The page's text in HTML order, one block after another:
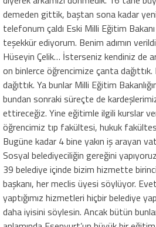
demeden gittik, baştan sona kadar
telefonum çaldı Eski Milli Eğitim
teşekkür ediyorum. Benim adımın
Hüseyin Çelik… İsterseniz kendiniz de
on binlerce öğrencimize çanta
dağıttık. Ya bunlar Milli Eğitim
bundan sonraki süreçte de
ettireceğiz. Yine eğitimle ilgili kurslar
öğrencimiz tıp fakültesi, hukuk
Bugüne kadar 4 bine yakın iş arayan
Sosyal belediyeciliğin gereğini
39 belediye içinde bizim hizmette
başkanı, her meclis üyesi söylüyor.
yaptığımız hizmetleri hiçbir belediye
daha iyisini söylesin. Ancak bütün